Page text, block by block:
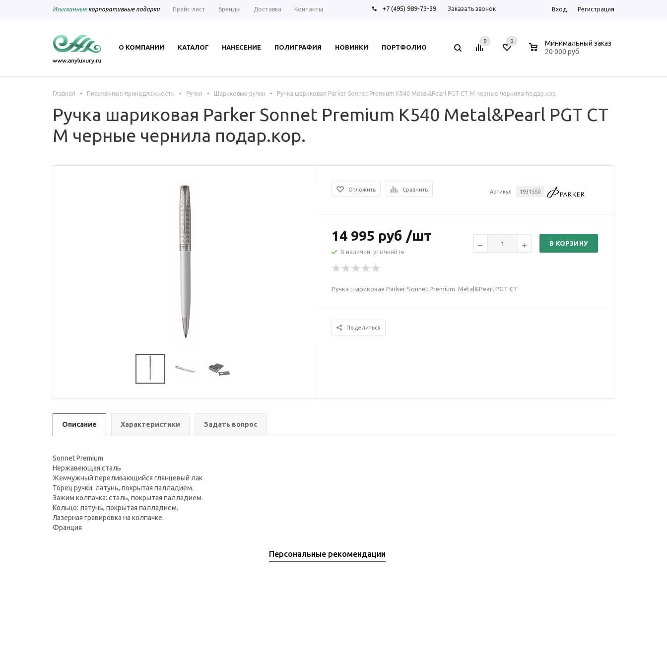
Изысканныекорпоративные подарки Прайс-лист Бренды Доставка Контакты +7 (495) 989-73-39 Заказать звонок Вход Регистрация
О КОМПАНИИ КАТАЛОГ НАНЕСЕНИЕ ПОЛИГРАФИЯ НОВИНКИ ПОРТФОЛИО
0 0
Минимальный заказ
20 000 руб
Главная - Письменные принадлежности - Ручки - Шариковые ручки - Ручка шариковая Parker Sonnet Premium K540 Metal&Pearl PGT CT M черные чернила подар.кор.
Ручка шариковая Parker Sonnet Premium K540 Metal&Pearl PGT CT
M черные чернила подар.кор.
Артикул 1931550
Отложить Сравнить
14 995 руб /шт
В наличии: уточняйте
В КОРЗИНУ
Ручка шариковая Parker Sonnet Premium Metal&Pearl PGT CT
Поделиться
Описание Характеристики Задать вопрос
Sonnet Premium
Нержавеющая сталь
Жемчужный переливающийся глянцевый лак
Торец ручки: латунь, покрытая палладием.
Зажим колпачка: сталь, покрытая палладием.
Кольцо: латунь, покрытая палладием.
Лазерная гравировка на колпачке.
Франция
Персональные рекомендации